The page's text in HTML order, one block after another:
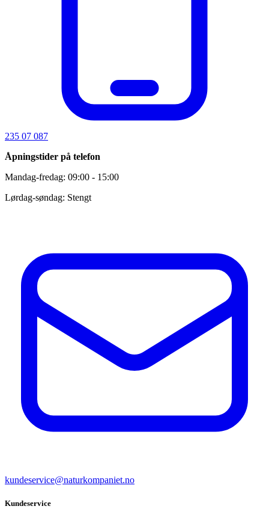
235 07 087
Åpningstider på telefon
Mandag-fredag: 09:00 - 15:00
Lørdag-søndag: Stengt
kundeservice@naturkompaniet.no
Kundeservice